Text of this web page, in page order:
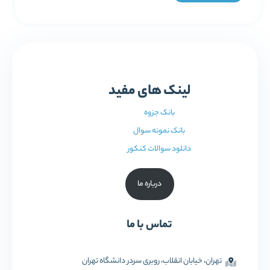
لینک های مفید
بانک جزوه
بانک نمونه سوال
دانلود سوالات کنکور
درباره ما
تماس با ما
تهران، خیابان انقلاب، روبری سردر دانشگاه تهران